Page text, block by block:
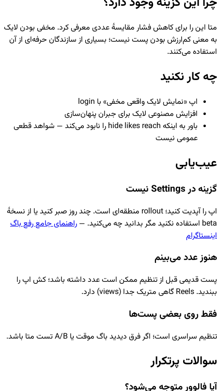
متا این را برای کاهش فشار مقایسهٔ عددی معرفی کرد. مخفی بودن لایک
به معنی کم‌ارزش بودن پست نیست؛ بسیاری از سازندگان حرفه‌ای از آن
استفاده می‌کنند.
چه کار نکنید
اپ «نمایش لایک واقعی مخفی» با login
افزایش مصنوعی لایک برای جبران پنهان‌سازی
باور به اینکه hide likes reach را نابود می‌کند — شواهد قطعی
عمومی نیست
عیب‌یابی
گزینه در Settings نیست
اپ را آپدیت کنید؛ rollout منطقه‌ای است. چند روز صبر کنید یا از نسخهٔ
beta استفاده نکنید مگر بدانید چه می‌کنید. —
راهنمای جامع رفع باگ
اینستاگرام
هنوز عدد می‌بینم
پست قدیمی قبل از تنظیم ممکن است عدد داشته باشد؛ کش اپ را
ببندید. Reels گاهی متریک جدا (views) دارد.
فقط روی بعضی پست‌ها
تنظیم سراسری است؛ اگر فرق دیدید باگ موقت یا A/B تست متا باشد.
سوالات پرتکرار
آیا فالوور متوجه می‌شود؟